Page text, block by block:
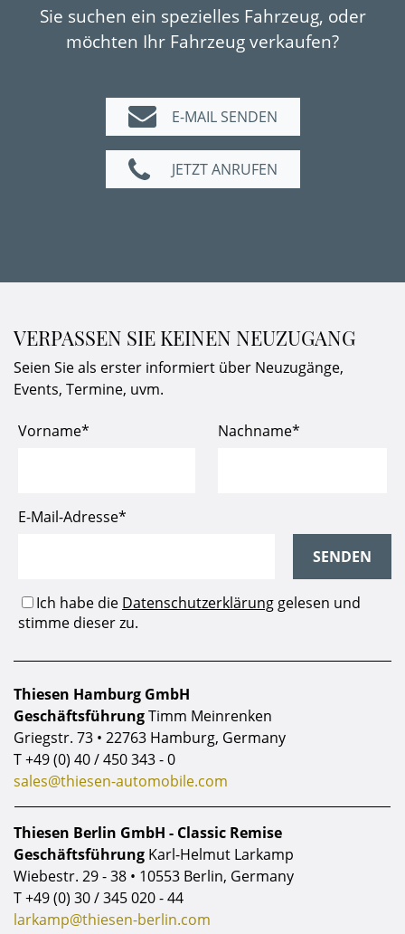
Sie suchen ein spezielles Fahrzeug, oder
möchten Ihr Fahrzeug verkaufen?
E-MAIL SENDEN
JETZT ANRUFEN
VERPASSEN SIE KEINEN NEUZUGANG
Seien Sie als erster informiert über Neuzugänge,
Events, Termine, uvm.
Thiesen Hamburg GmbH
GeschäftsführungTimm Meinrenken
Griegstr. 73 • 22763 Hamburg, Germany
T+49 (0) 40 / 450 343 - 0
sales@thiesen-automobile.com
Thiesen Berlin GmbH - Classic Remise
Geschäftsführung Karl-Helmut Larkamp
Wiebestr. 29 - 38 • 10553 Berlin, Germany
T+49 (0) 30 / 345 020 - 44
larkamp@thiesen-berlin.com